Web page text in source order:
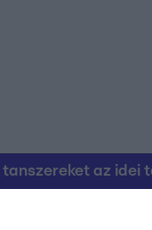
az idei